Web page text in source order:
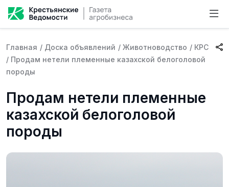
Главная / Доска объявлений / Животноводство / КРС
/ Продам нетели племенные казахской белоголовой
породы
Продам нетели племенные
казахской белоголовой
породы